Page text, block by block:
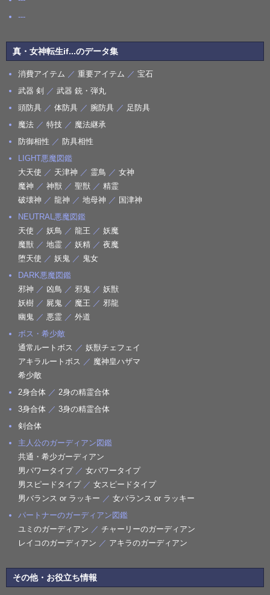
---
真・女神転生if...のデータ集
消費アイテム ／ 重要アイテム ／ 宝石
武器 剣 ／ 武器 銃・弾丸
頭防具 ／ 体防具 ／ 腕防具 ／ 足防具
魔法 ／ 特技 ／ 魔法継承
防御相性 ／ 防具相性
LIGHT悪魔図鑑
大天使 ／ 天津神 ／ 霊鳥 ／ 女神
魔神 ／ 神獣 ／ 聖獣 ／ 精霊
破壊神 ／ 龍神 ／ 地母神 ／ 国津神
NEUTRAL悪魔図鑑
天使 ／ 妖鳥 ／ 龍王 ／ 妖魔
魔獣 ／ 地霊 ／ 妖精 ／ 夜魔
堕天使 ／ 妖鬼 ／ 鬼女
DARK悪魔図鑑
邪神 ／ 凶鳥 ／ 邪鬼 ／ 妖獣
妖樹 ／ 屍鬼 ／ 魔王 ／ 邪龍
幽鬼 ／ 悪霊 ／ 外道
ボス・希少敵
通常ルートボス ／ 妖獣チェフェイ
アキラルートボス ／ 魔神皇ハザマ
希少敵
2身合体 ／ 2身の精霊合体
3身合体 ／ 3身の精霊合体
剣合体
主人公のガーディアン図鑑
共通・希少ガーディアン
男パワータイプ／ 女パワータイプ
男スピードタイプ／ 女スピードタイプ
男バランス or ラッキー ／ 女バランス or ラッキー
パートナーのガーディアン図鑑
ユミのガーディアン ／ チャーリーのガーディアン
レイコのガーディアン ／ アキラのガーディアン
その他・お役立ち情報